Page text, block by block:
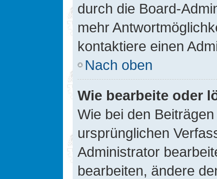
durch die Board-
mehr
kontaktiere einen
Nach oben
Wie bearbeite oder
Wie bei den
ursprünglichen
Administrator
bearbeiten, ändere